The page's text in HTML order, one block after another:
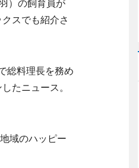
）の飼育員が
スでも紹介さ
総料理長を務め
たニュース。
域のハッピー